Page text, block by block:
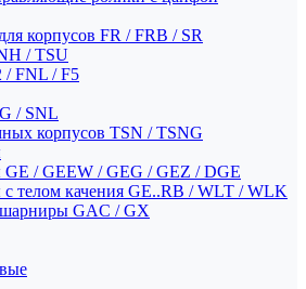
корпусов FR / FRB / SR
/ TSU
/ FNL / F5
/ SNL
корпусов TSN / TSNG
/ GEEW / GEG / GEZ / DGE
телом качения GE..RB / WLT / WLK
GAC / GX